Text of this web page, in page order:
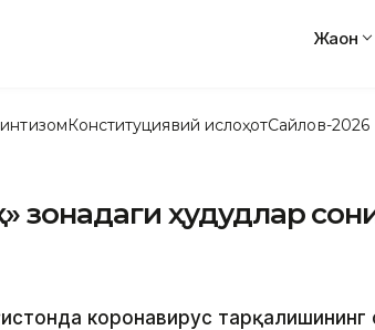
Жаҳон
Конституциявий ислоҳотСайлов-2026
зонадаги ҳудудлар
коронавирус